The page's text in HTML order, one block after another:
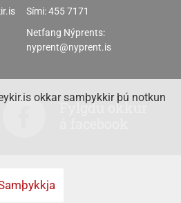
Sími:455 7171
Netfang Nýprents:
nyprent@nyprent.is
Fylgdu okkur
okkar samþykkir þú notkun